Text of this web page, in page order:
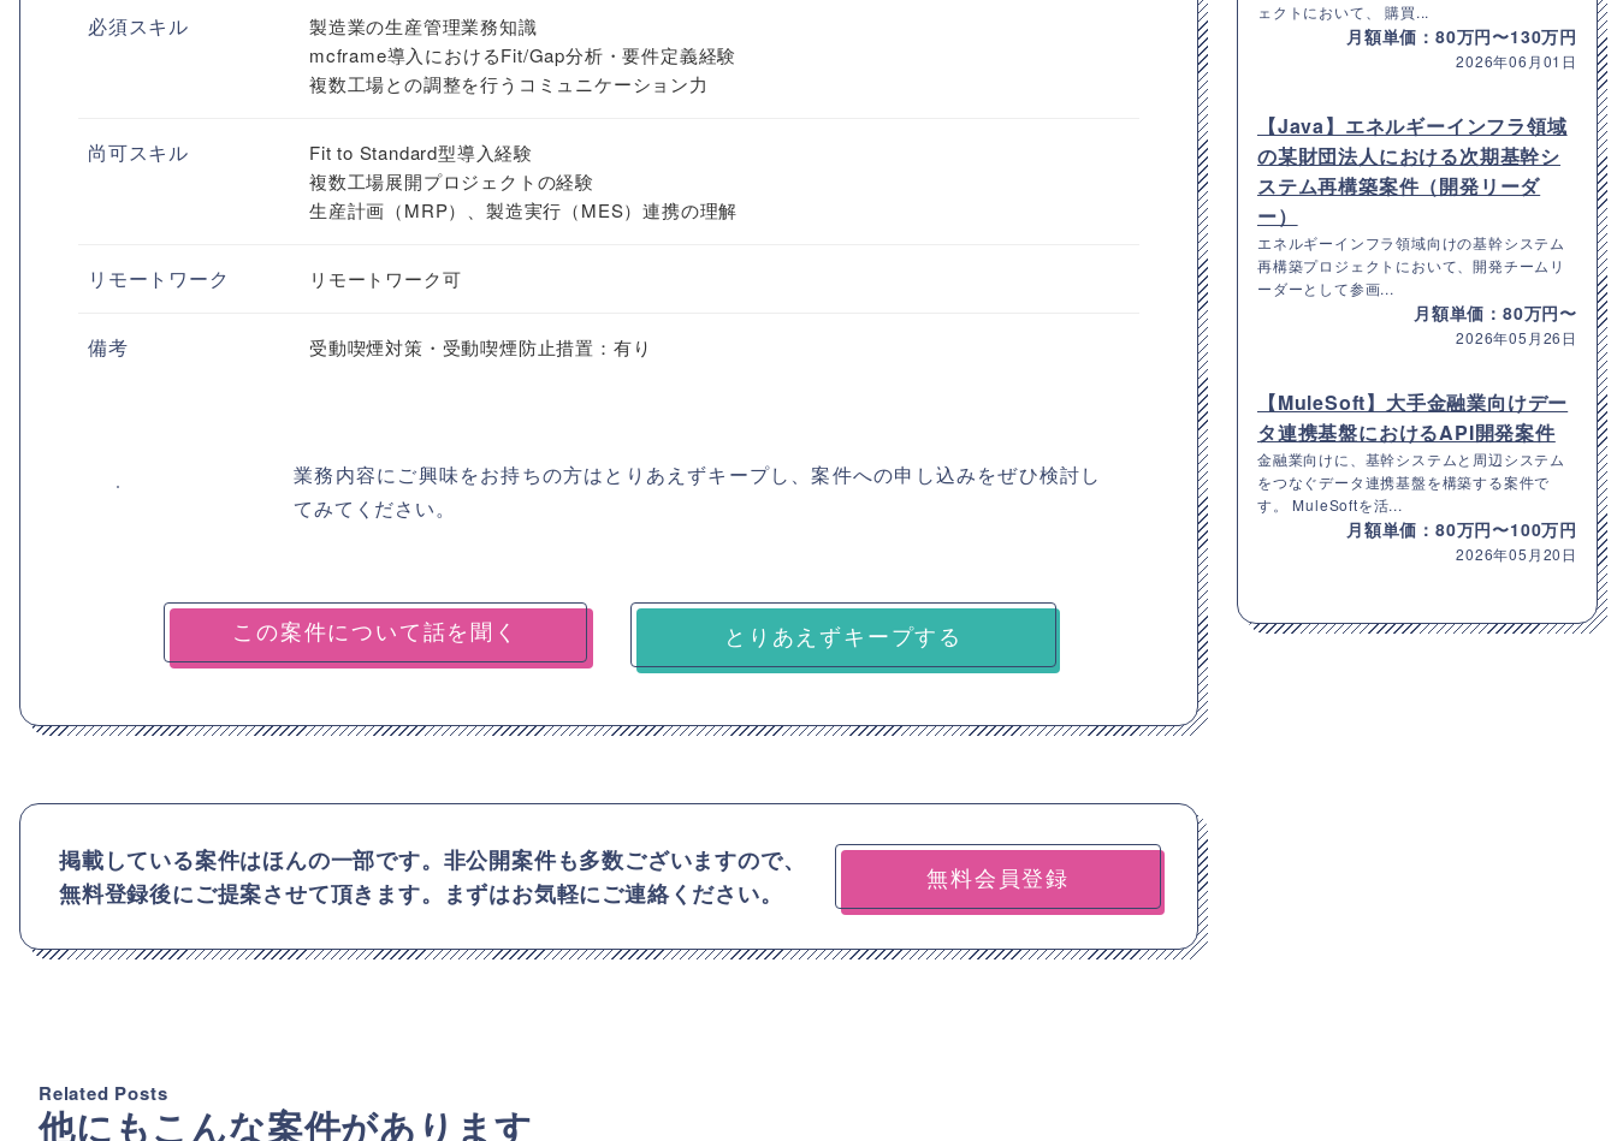
必須スキル
製造業の生産管理業務知識
mcframe導入におけるFit/Gap分析・要件定義経験
複数工場との調整を行うコミュニケーション力
尚可スキル
Fit to Standard型導入経験
複数工場展開プロジェクトの経験
生産計画（MRP）、製造実行（MES）連携の理解
リモートワーク リモートワーク可
備考 受動喫煙対策・受動喫煙防止措置：有り
業務内容にご興味をお持ちの方はとりあえずキープし、案件への申し込みをぜひ検討し
てみてください。
とりあえずキープする
掲載している案件はほんの一部です。非公開案件も多数ございますので、
無料登録後にご提案させて頂きます。まずはお気軽にご連絡ください。
無料会員登録
Related Posts
他にもこんな案件があります
ェクトにおいて、 購買...
月額単価：80万円〜130万円
2026年06月01日
【Java】エネルギーインフラ領域
の某財団法人における次期基幹シ
ステム再構築案件（開発リーダ
ー）
エネルギーインフラ領域向けの基幹システム
再構築プロジェクトにおいて、開発チームリ
ーダーとして参画...
月額単価：80万円〜
2026年05月26日
【MuleSoft】大手金融業向けデー
タ連携基盤におけるAPI開発案件
金融業向けに、基幹システムと周辺システム
をつなぐデータ連携基盤を構築する案件で
す。 MuleSoftを活...
月額単価：80万円〜100万円
2026年05月20日